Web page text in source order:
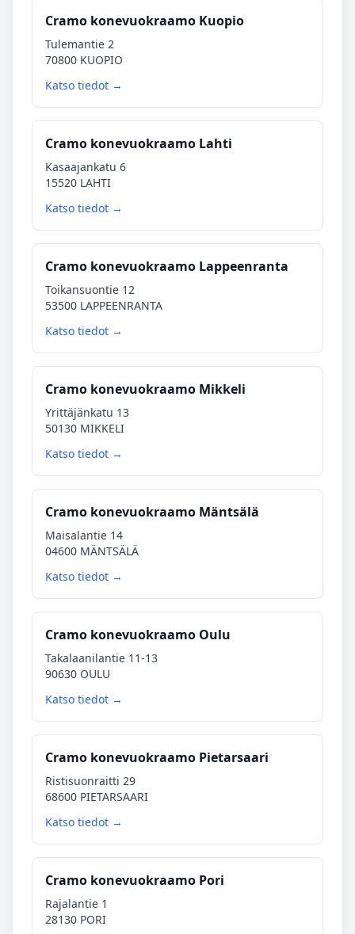
Cramo konevuokraamo Kuopio
Tulemantie 2
70800 KUOPIO
Katso tiedot →
Cramo konevuokraamo Lahti
Kasaajankatu 6
15520 LAHTI
Katso tiedot →
Cramo konevuokraamo Lappeenranta
Toikansuontie 12
53500 LAPPEENRANTA
Katso tiedot →
Cramo konevuokraamo Mikkeli
Yrittäjänkatu 13
50130 MIKKELI
Katso tiedot →
Cramo konevuokraamo Mäntsälä
Maisalantie 14
04600 MÄNTSÄLÄ
Katso tiedot →
Cramo konevuokraamo Oulu
Takalaanilantie 11-13
90630 OULU
Katso tiedot →
Cramo konevuokraamo Pietarsaari
Ristisuonraitti 29
68600 PIETARSAARI
Katso tiedot →
Cramo konevuokraamo Pori
Rajalantie 1
28130 PORI